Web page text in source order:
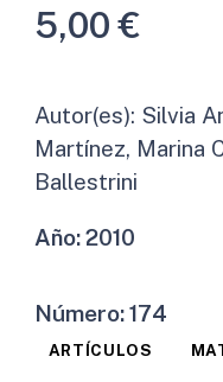
5,00€
Autor(es): Silvia
Martínez, Marina
Ballestrini
Año:2010
Número:174
ARTÍCULOS